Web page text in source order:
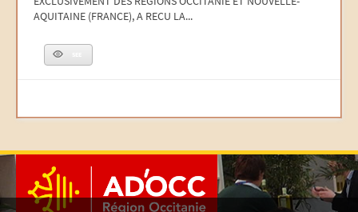
AQUITAINE (FRANCE), A RECU LA...